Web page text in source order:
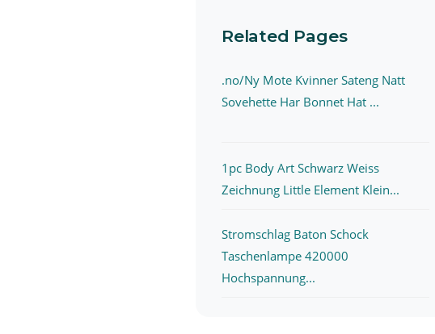
Related Pages
.no/Ny Mote Kvinner Sateng Natt
Sovehette Har Bonnet Hat ...
1pc Body Art Schwarz Weiss
Zeichnung Little Element Klein...
Stromschlag Baton Schock
Taschenlampe 420000
Hochspannung...